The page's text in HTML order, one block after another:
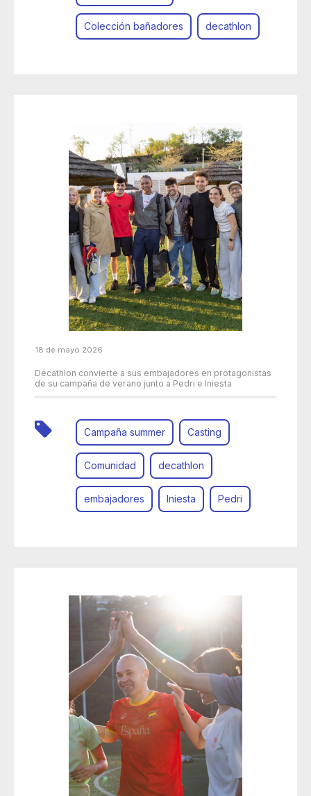
Colección bañadores decathlon
18 de mayo 2026
Decathlon convierte a sus embajadores en protagonistas
de su campaña de verano junto a Pedri e Iniesta
Campaña summer Casting
Comunidad decathlon
embajadores Iniesta Pedri